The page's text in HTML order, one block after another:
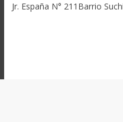
Jr. España N° 211Barrio